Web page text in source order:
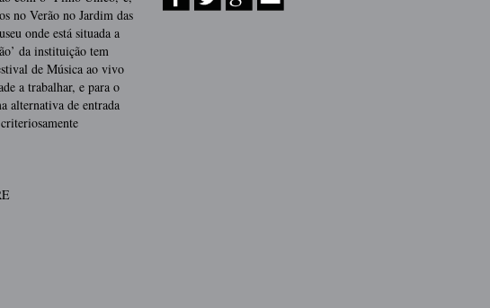
no Verão no Jardim das
onde está situada a
da instituição tem
de Música ao vivo
a trabalhar, e para o
alternativa de entrada